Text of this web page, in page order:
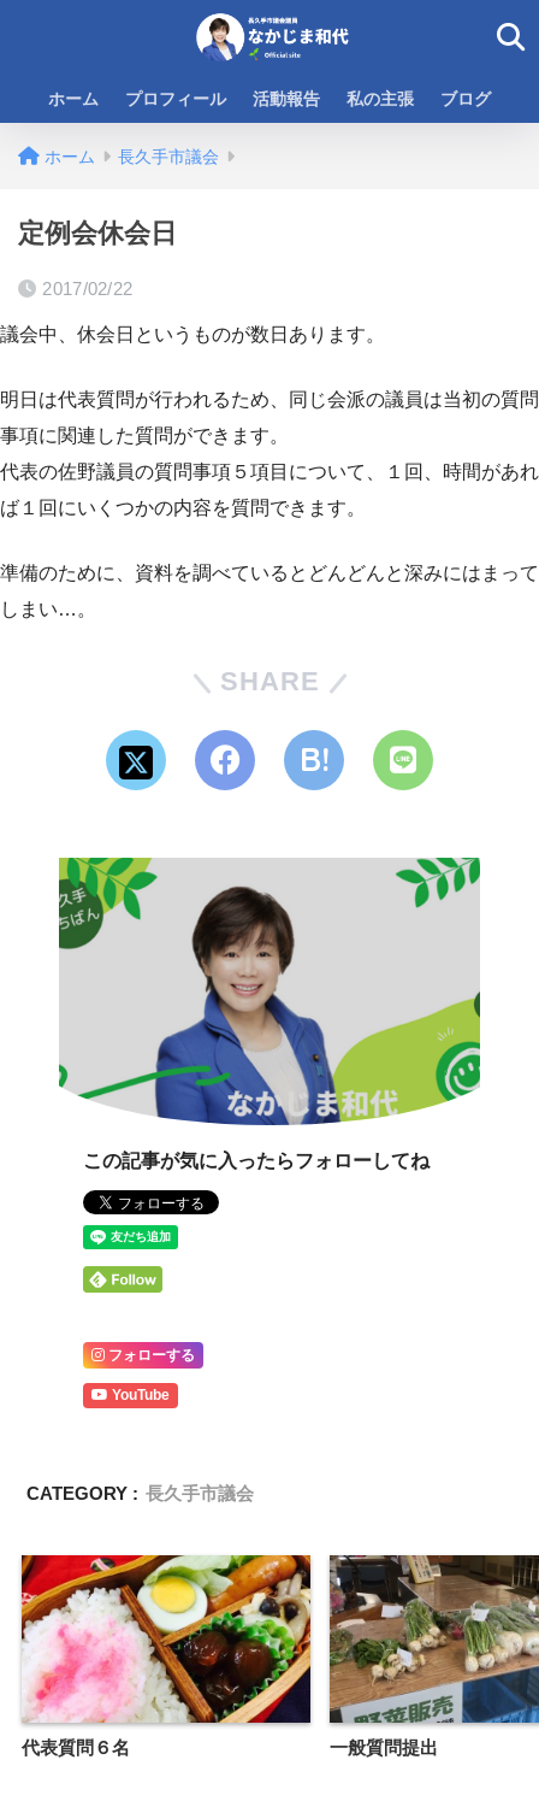
ホーム プロフィール 活動報告 私の主張 ブログ
ホーム 長久手市議会
定例会休会日
2017/02/22
議会中、休会日というものが数日あります。
明日は代表質問が行われるため、同じ会派の議員は当初の質問
事項に関連した質問ができます。
代表の佐野議員の質問事項５項目について、１回、時間があれ
ば１回にいくつかの内容を質問できます。
準備のために、資料を調べているとどんどんと深みにはまって
しまい…。
SHARE
この記事が気に入ったらフォローしてね
フォローする
YouTube
CATEGORY : 長久手市議会
代表質問６名 一般質問提出